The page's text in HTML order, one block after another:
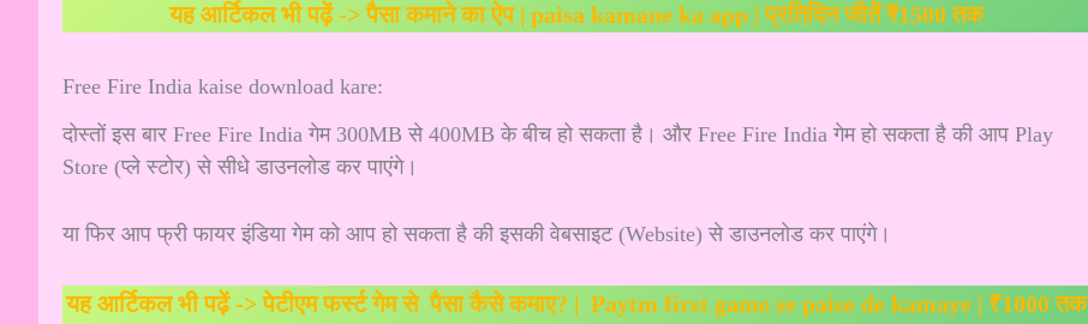
यह आर्टिकल भी पढ़ें ->पैसा कमाने का ऐप | paisa kamane ka app | प्रतिदिन जीतें ₹1500 तक
Free Fire India kaise download kare:
दोस्तों इस बार Free Fire India गेम 300MB से 400MB के बीच हो सकता है। और Free Fire India गेम हो सकता है की आप Play
Store (प्ले स्टोर) से सीधे डाउनलोड कर पाएंगे।
या फिर आप फ्री फायर इंडिया गेम को आप हो सकता है की इसकी वेबसाइट (Website) से डाउनलोड कर पाएंगे।
यह आर्टिकल भी पढ़ें ->पेटीएम फर्स्ट गेम से पैसा कैसे कमाए? | Paytm first game se paise de kamaye | ₹1000 तक